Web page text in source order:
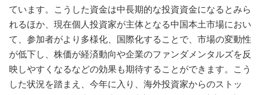
ています。こうした資金は中長期的な投資資金になるとみら
れるほか、現在個人投資家が主体となる中国本土市場におい
て、参加者がより多様化、国際化することで、市場の変動性
が低下し、株価が経済動向や企業のファンダメンタルズを反
映しやすくなるなどの効果も期待することができます。こう
した状況を踏まえ、今年に入り、海外投資家からのストッ